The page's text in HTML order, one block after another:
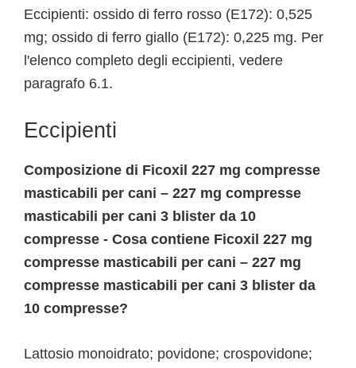
Eccipienti: ossido di ferro rosso (E172): 0,525
mg; ossido di ferro giallo (E172): 0,225 mg. Per
l'elenco completo degli eccipienti, vedere
paragrafo 6.1.
Eccipienti
Composizione di Ficoxil 227 mg compresse
masticabili per cani – 227 mg compresse
masticabili per cani 3 blister da 10
compresse - Cosa contiene Ficoxil 227 mg
compresse masticabili per cani – 227 mg
compresse masticabili per cani 3 blister da
10 compresse?
Lattosio monoidrato; povidone; crospovidone;